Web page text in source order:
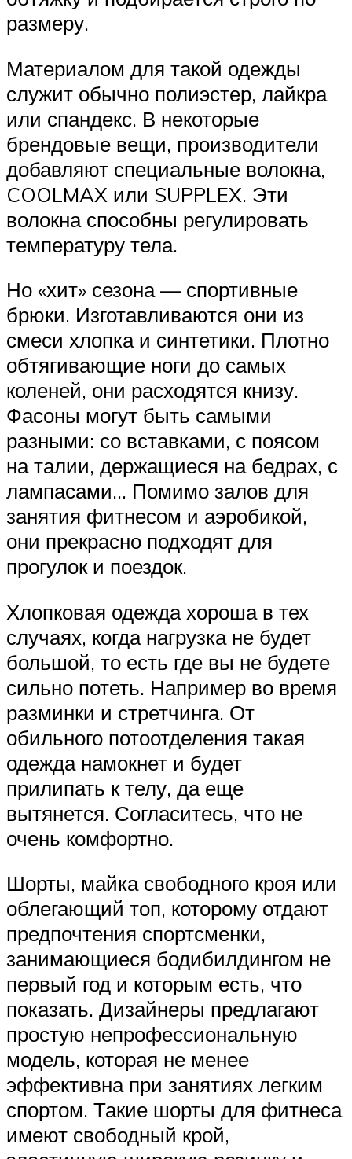
размеру.
Материалом для такой одежды
служит обычно полиэстер, лайкра
или спандекс. В некоторые
брендовые вещи, производители
добавляют специальные волокна,
COOLMAX или SUPPLEX. Эти
волокна способны регулировать
температуру тела.
Но «хит» сезона — спортивные
брюки. Изготавливаются они из
смеси хлопка и синтетики. Плотно
обтягивающие ноги до самых
коленей, они расходятся книзу.
Фасоны могут быть самыми
разными: со вставками, с поясом
на талии, держащиеся на бедрах, с
лампасами… Помимо залов для
занятия фитнесом и аэробикой,
они прекрасно подходят для
прогулок и поездок.
Хлопковая одежда хороша в тех
случаях, когда нагрузка не будет
большой, то есть где вы не будете
сильно потеть. Например во время
разминки и стретчинга. От
обильного потоотделения такая
одежда намокнет и будет
прилипать к телу, да еще
вытянется. Согласитесь, что не
очень комфортно.
Шорты, майка свободного кроя или
облегающий топ, которому отдают
предпочтения спортсменки,
занимающиеся бодибилдингом не
первый год и которым есть, что
показать. Дизайнеры предлагают
простую непрофессиональную
модель, которая не менее
эффективна при занятиях легким
спортом. Такие шорты для фитнеса
имеют свободный крой,